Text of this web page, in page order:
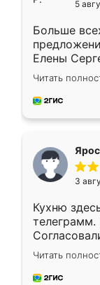
5
Больше
Елены
короткие
для
предложил
Читать
3
Кухню
недели
довольны
мебель за
Читать